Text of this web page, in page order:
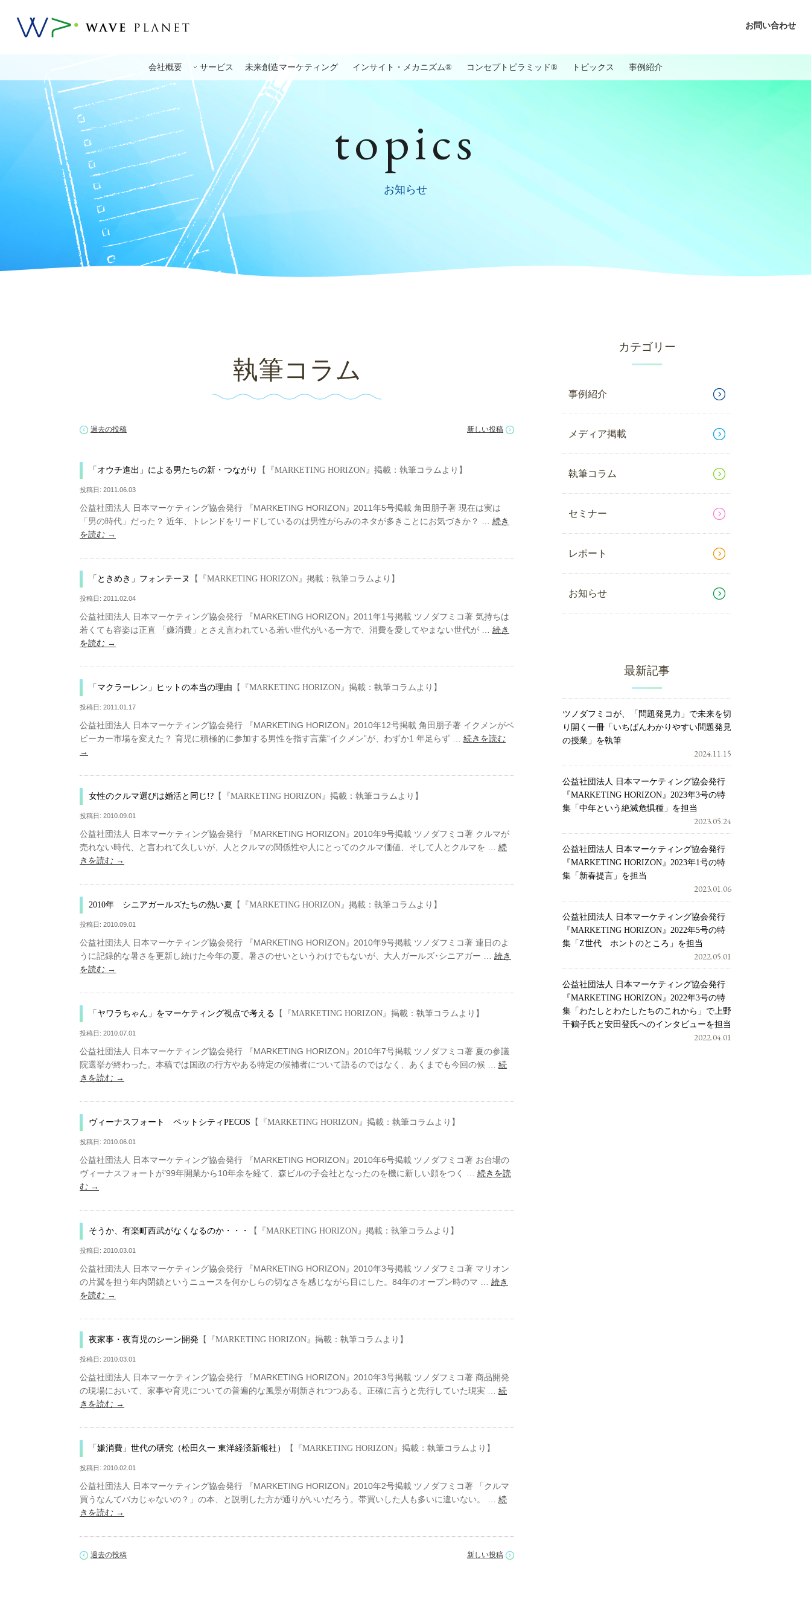
会社概要 サービス 未来創造マーケティング インサイト・メカニズム® コンセプトピラミッド® トピックス 事例紹介
お問い合わせ
topics
お知らせ
執筆コラム
過去の投稿 新しい投稿
「オウチ進出」による男たちの新・つながり 【『MARKETING HORIZON』掲載：執筆コラムより】
投稿日: 2011.06.03
公益社団法人 日本マーケティング協会発行 『MARKETING HORIZON』2011年5号掲載 角田朋子著 現在は実は
「男の時代」だった？ 近年、トレンドをリードしているのは男性がらみのネタが多きことにお気づきか？ … 続き
を読む →
「ときめき」フォンテーヌ 【『MARKETING HORIZON』掲載：執筆コラムより】
投稿日: 2011.02.04
公益社団法人 日本マーケティング協会発行 『MARKETING HORIZON』2011年1号掲載 ツノダフミコ著 気持ちは
若くても容姿は正直 「嫌消費」とさえ言われている若い世代がいる一方で、消費を愛してやまない世代が … 続き
を読む →
「マクラーレン」ヒットの本当の理由 【『MARKETING HORIZON』掲載：執筆コラムより】
投稿日: 2011.01.17
公益社団法人 日本マーケティング協会発行 『MARKETING HORIZON』2010年12号掲載 角田朋子著 イクメンがベ
ビーカー市場を変えた？ 育児に積極的に参加する男性を指す言葉“イクメン”が、わずか1 年足らず … 続きを読む
→
女性のクルマ選びは婚活と同じ!? 【『MARKETING HORIZON』掲載：執筆コラムより】
投稿日: 2010.09.01
公益社団法人 日本マーケティング協会発行 『MARKETING HORIZON』2010年9号掲載 ツノダフミコ著 クルマが
売れない時代、と言われて久しいが、人とクルマの関係性や人にとってのクルマ価値、そして人とクルマを … 続
きを読む →
2010年 シニアガールズたちの熱い夏 【『MARKETING HORIZON』掲載：執筆コラムより】
投稿日: 2010.09.01
公益社団法人 日本マーケティング協会発行 『MARKETING HORIZON』2010年9号掲載 ツノダフミコ著 連日のよ
うに記録的な暑さを更新し続けた今年の夏。暑さのせいというわけでもないが、大人ガールズ･シニアガー … 続き
を読む →
「ヤワラちゃん」をマーケティング視点で考える 【『MARKETING HORIZON』掲載：執筆コラムより】
投稿日: 2010.07.01
公益社団法人 日本マーケティング協会発行 『MARKETING HORIZON』2010年7号掲載 ツノダフミコ著 夏の参議
院選挙が終わった。本稿では国政の行方やある特定の候補者について語るのではなく、あくまでも今回の候 … 続
きを読む →
ヴィーナスフォート ペットシティPECOS 【『MARKETING HORIZON』掲載：執筆コラムより】
投稿日: 2010.06.01
公益社団法人 日本マーケティング協会発行 『MARKETING HORIZON』2010年6号掲載 ツノダフミコ著 お台場の
ヴィーナスフォートが’99年開業から10年余を経て、森ビルの子会社となったのを機に新しい顔をつく … 続きを読
む →
そうか、有楽町西武がなくなるのか・・・ 【『MARKETING HORIZON』掲載：執筆コラムより】
投稿日: 2010.03.01
公益社団法人 日本マーケティング協会発行 『MARKETING HORIZON』2010年3号掲載 ツノダフミコ著 マリオン
の片翼を担う年内閉鎖というニュースを何かしらの切なさを感じながら目にした。84年のオープン時のマ … 続き
を読む →
夜家事・夜育児のシーン開発 【『MARKETING HORIZON』掲載：執筆コラムより】
投稿日: 2010.03.01
公益社団法人 日本マーケティング協会発行 『MARKETING HORIZON』2010年3号掲載 ツノダフミコ著 商品開発
の現場において、家事や育児についての普遍的な風景が刷新されつつある。正確に言うと先行していた現実 … 続
きを読む →
「嫌消費」世代の研究（松田久一 東洋経済新報社） 【『MARKETING HORIZON』掲載：執筆コラムより】
投稿日: 2010.02.01
公益社団法人 日本マーケティング協会発行 『MARKETING HORIZON』2010年2号掲載 ツノダフミコ著 「クルマ
買うなんてバカじゃないの？」の本、と説明した方が通りがいいだろう。帯買いした人も多いに違いない。 … 続
きを読む →
過去の投稿 新しい投稿
カテゴリー
事例紹介
メディア掲載
執筆コラム
セミナー
レポート
お知らせ
最新記事
ツノダフミコが、「問題発見力」で未来を切
り開く一冊「いちばんわかりやすい問題発見
の授業」を執筆
2024.11.15
公益社団法人 日本マーケティング協会発行
『MARKETING HORIZON』2023年3号の特
集「中年という絶滅危惧種」を担当
2023.05.24
公益社団法人 日本マーケティング協会発行
『MARKETING HORIZON』2023年1号の特
集「新春提言」を担当
2023.01.06
公益社団法人 日本マーケティング協会発行
『MARKETING HORIZON』2022年5号の特
集「Z世代 ホントのところ」を担当
2022.05.01
公益社団法人 日本マーケティング協会発行
『MARKETING HORIZON』2022年3号の特
集「わたしとわたしたちのこれから」で上野
千鶴子氏と安田登氏へのインタビューを担当
2022.04.01